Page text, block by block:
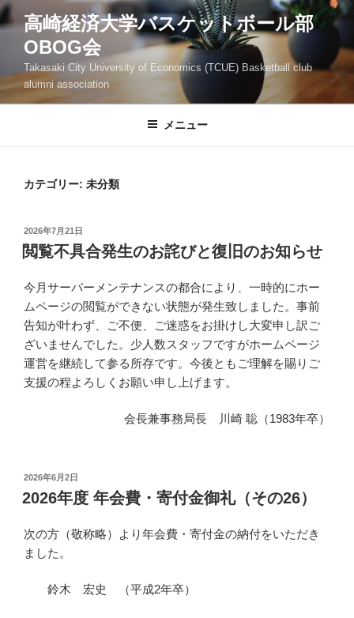
コ
ン
へ
高崎経済大学バスケットボール部
OBOG会
Takasaki City University of Economics (TCUE) Basketball club
alumni association
メニュー
カテゴリー: 未分類
投
稿
日:
2026年7月21日
閲覧不具合発生のお詫びと復旧のお知らせ
今月サーバーメンテナンスの都合により、一時的にホー
ムページの閲覧ができない状態が発生致しました。事前
告知が叶わず、ご不便、ご迷惑をお掛けし大変申し訳ご
ざいませんでした。少人数スタッフですがホームページ
運営を継続して参る所存です。今後ともご理解を賜りご
支援の程よろしくお願い申し上げます。
会長兼事務局長 川崎 聡（1983年卒）
投
稿
日:
2026年6月2日
2026年度 年会費・寄付金御礼（その26）
次の方（敬称略）より年会費・寄付金の納付をいただき
ました。
鈴木 宏史 （平成2年卒）